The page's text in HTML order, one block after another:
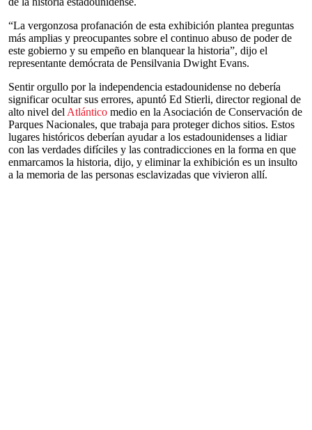
“La vergonzosa profanación de esta exhibición plantea preguntas
más amplias y preocupantes sobre el continuo abuso de poder de
este gobierno y su empeño en blanquear la historia”, dijo el
representante demócrata de Pensilvania Dwight Evans.
Sentir orgullo por la independencia estadounidense no debería
significar ocultar sus errores, apuntó Ed Stierli, director regional de
alto nivel del Atlántico medio en la Asociación de Conservación de
Parques Nacionales, que trabaja para proteger dichos sitios. Estos
lugares históricos deberían ayudar a los estadounidenses a lidiar
con las verdades difíciles y las contradicciones en la forma en que
enmarcamos la historia, dijo, y eliminar la exhibición es un insulto
a la memoria de las personas esclavizadas que vivieron allí.